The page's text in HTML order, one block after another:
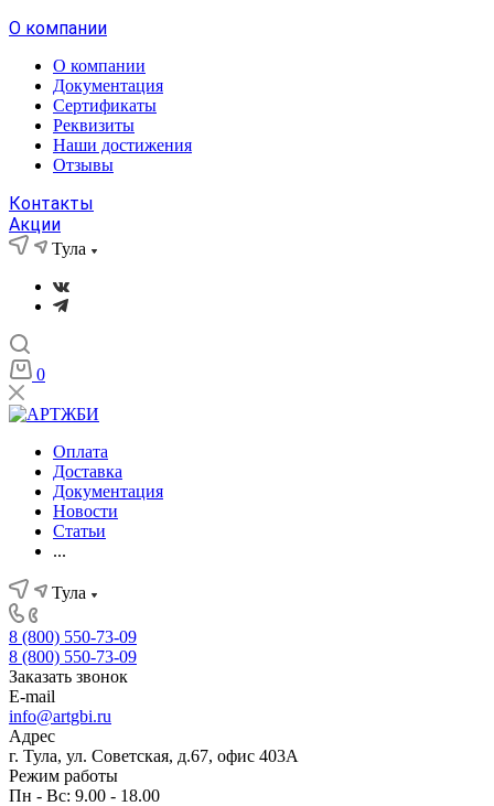
О компании
О компании
Документация
Сертификаты
Реквизиты
Наши достижения
Отзывы
Контакты
Акции
Тула
0
Оплата
Доставка
Документация
Новости
Статьи
...
Тула
8 (800) 550-73-09
8 (800) 550-73-09
Заказать звонок
E-mail
info@artgbi.ru
Адрес
г. Тула, ул. Советская, д.67, офис 403А
Режим работы
Пн - Вс: 9.00 - 18.00